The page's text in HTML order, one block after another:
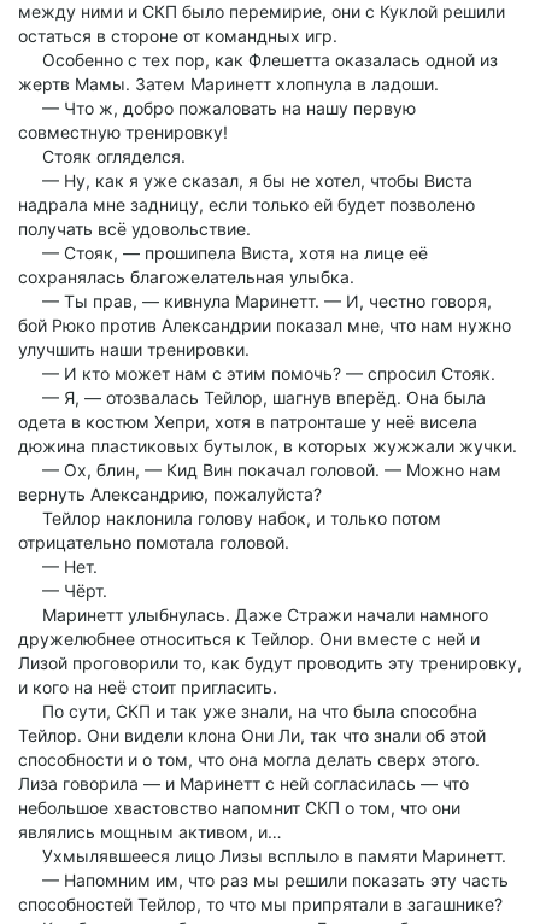
между ними и СКП было перемирие, они с Куклой решили
остаться в стороне от командных игр.
Особенно с тех пор, как Флешетта оказалась одной из
жертв Мамы. Затем Маринетт хлопнула в ладоши.
— Что ж, добро пожаловать на нашу первую
совместную тренировку!
Стояк огляделся.
— Ну, как я уже сказал, я бы не хотел, чтобы Виста
надрала мне задницу, если только ей будет позволено
получать всё удовольствие.
— Стояк, — прошипела Виста, хотя на лице её
сохранялась благожелательная улыбка.
— Ты прав, — кивнула Маринетт. — И, честно говоря,
бой Рюко против Александрии показал мне, что нам нужно
улучшить наши тренировки.
— И кто может нам с этим помочь? — спросил Стояк.
— Я, — отозвалась Тейлор, шагнув вперёд. Она была
одета в костюм Хепри, хотя в патронташе у неё висела
дюжина пластиковых бутылок, в которых жужжали жучки.
— Ох, блин, — Кид Вин покачал головой. — Можно нам
вернуть Александрию, пожалуйста?
Тейлор наклонила голову набок, и только потом
отрицательно помотала головой.
— Нет.
— Чёрт.
Маринетт улыбнулась. Даже Стражи начали намного
дружелюбнее относиться к Тейлор. Они вместе с ней и
Лизой проговорили то, как будут проводить эту тренировку,
и кого на неё стоит пригласить.
По сути, СКП и так уже знали, на что была способна
Тейлор. Они видели клона Они Ли, так что знали об этой
способности и о том, что она могла делать сверх этого.
Лиза говорила — и Маринетт с ней согласилась — что
небольшое хвастовство напомнит СКП о том, что они
являлись мощным активом, и…
Ухмылявшееся лицо Лизы всплыло в памяти Маринетт.
— Напомним им, что раз мы решили показать эту часть
способностей Тейлор, то что мы припрятали в загашнике?